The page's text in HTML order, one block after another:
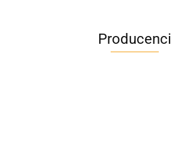
Producenci